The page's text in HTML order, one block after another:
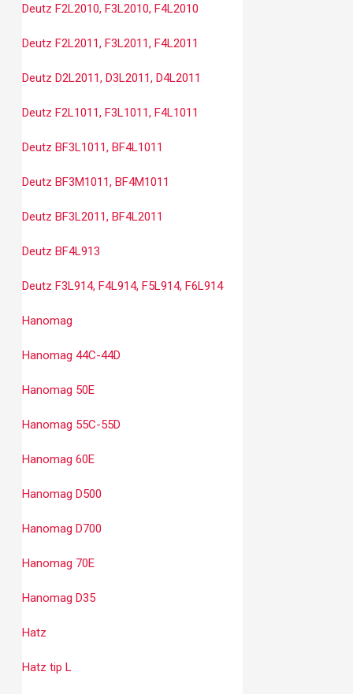
Deutz F2L2010, F3L2010, F4L2010
Deutz F2L2011, F3L2011, F4L2011
Deutz D2L2011, D3L2011, D4L2011
Deutz F2L1011, F3L1011, F4L1011
Deutz BF3L1011, BF4L1011
Deutz BF3M1011, BF4M1011
Deutz BF3L2011, BF4L2011
Deutz BF4L913
Deutz F3L914, F4L914, F5L914, F6L914
Hanomag
Hanomag 44C-44D
Hanomag 50E
Hanomag 55C-55D
Hanomag 60E
Hanomag D500
Hanomag D700
Hanomag 70E
Hanomag D35
Hatz
Hatz tip L